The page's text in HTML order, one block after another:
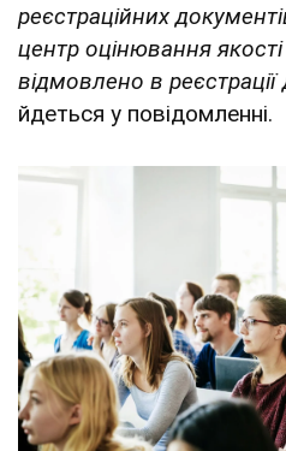
реєстраційних
центр оцінювання
відмовлено в
йдеться у повідомленні.